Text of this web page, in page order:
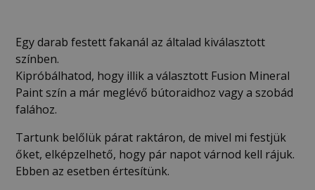
Egy darab festett fakanál az általad kiválasztott
színben.
Kipróbálhatod, hogy illik a választott Fusion Mineral
Paint szín a már meglévő bútoraidhoz vagy a szobád
falához.
Tartunk belőlük párat raktáron, de mivel mi festjük
őket, elképzelhető, hogy pár napot várnod kell rájuk.
Ebben az esetben értesítünk.